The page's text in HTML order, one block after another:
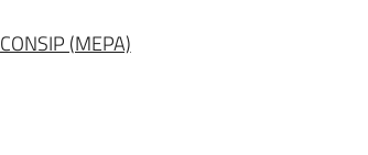
CONSIP (MEPA)